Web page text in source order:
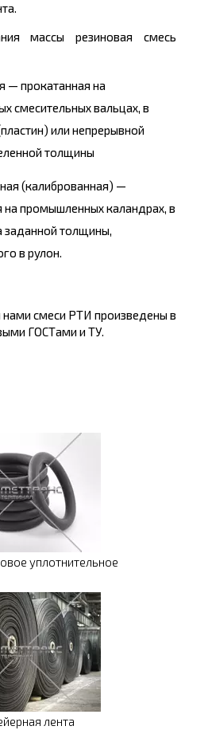
массы резиновая смесь
— прокатанная на
смесительных вальцах, в
или непрерывной
толщины
(калиброванная) —
промышленных каландрах, в
заданной толщины,
в рулон.
смеси РТИ произведены в
ГОСТами и ТУ.
уплотнительное
лента